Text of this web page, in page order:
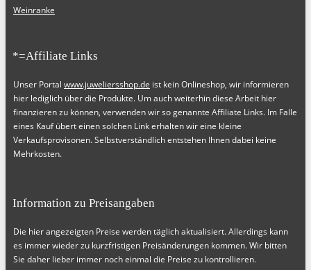
Weinranke
*=Affiliate Links
Unser Portal www.juweliersshop.de ist kein Onlineshop, wir informieren
hier lediglich über die Produkte. Um auch weiterhin diese Arbeit hier
finanzieren zu können, verwenden wir so genannte Affiliate Links. Im Falle
eines Kauf übert einen solchen Link erhalten wir eine kleine
Verkaufsprovisonen. Selbstverständlich entstehen Ihnen dabei keine
Mehrkosten.
Information zu Preisangaben
Die hier angezeigten Preise werden täglich aktualisiert. Allerdings kann
es immer wieder zu kurzfristigen Preisänderungen kommen. Wir bitten
Sie daher lieber immer noch einmal die Preise zu kontrollieren.